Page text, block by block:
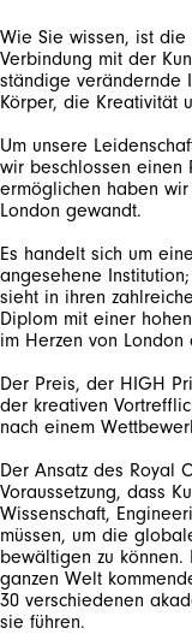
Wie Sie wissen, ist
Verbindung mit der
ständige verändernde
Körper, die Kreativität
Um unsere
wir beschlossen einen
ermöglichen haben
London gewandt.
Es handelt sich um
angesehene
sieht in ihren
Diplom mit einer
im Herzen von
Der Preis, der HIGH
der kreativen
nach einem
Der Ansatz des Royal
Voraussetzung, dass
Wissenschaft,
müssen, um die
bewältigen zu können.
ganzen Welt
30 verschiedenen
sie führen.